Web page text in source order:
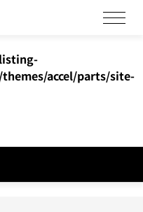
accel/parts/site-